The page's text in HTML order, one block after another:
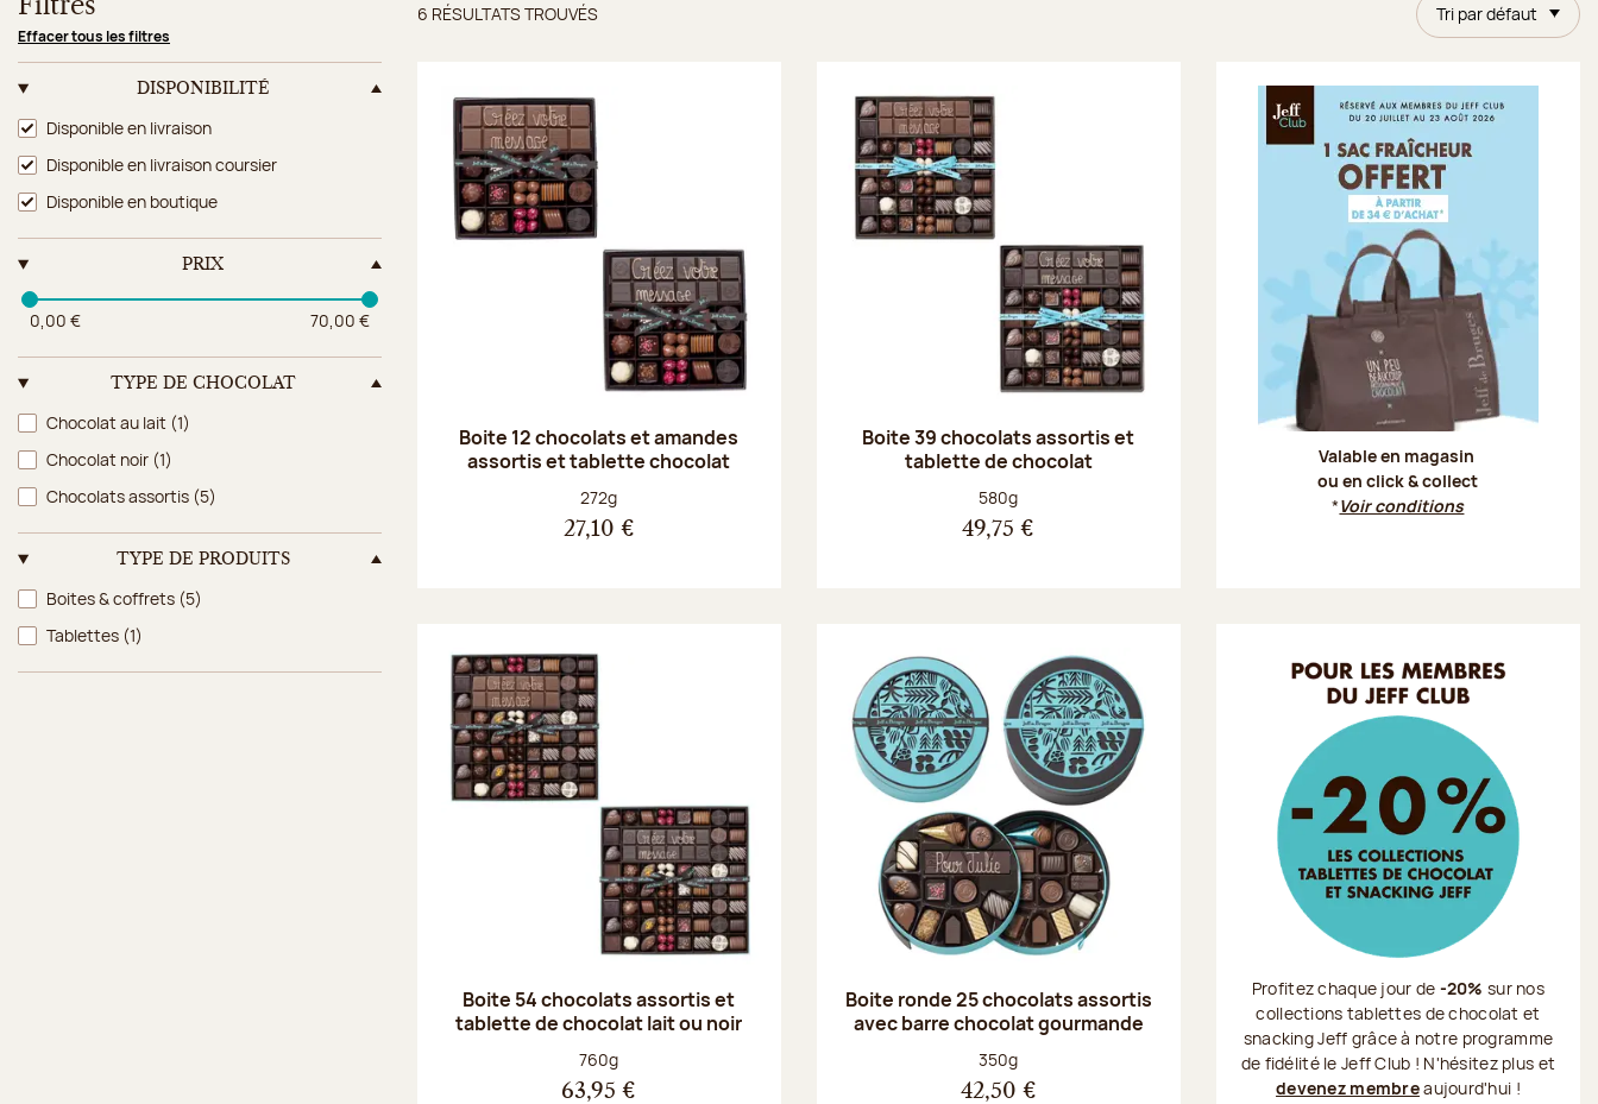
Filtres
Effacer tous les filtres
DISPONIBILITÉ
Disponibilité
Disponible en livraison
Disponible en livraison coursier
Disponible en boutique
PRIX
0,00 € 70,00 €
TYPE DE CHOCOLAT
Type de chocolat
Chocolat au lait (1)
Chocolat noir (1)
Chocolats assortis (5)
TYPE DE PRODUITS
Type de produits
Boites & coffrets (5)
Tablettes (1)
Tri par défaut
Résultats trouvés
6 RÉSULTATS TROUVÉS
Boite 12 chocolats et amandes
assortis et tablette chocolat
Poids net :
272g
27,10 €
Boite 39 chocolats assortis et
tablette de chocolat
Poids net :
580g
49,75 €
Valable en magasin
ou en click & collect
*Voir conditions
Boite 54 chocolats assortis et
tablette de chocolat lait ou noir
Poids net :
760g
63,95 €
Boite ronde 25 chocolats assortis
avec barre chocolat gourmande
Poids net :
350g
42,50 €
Profitez chaque jour de -20% sur nos
collections tablettes de chocolat et
snacking Jeff grâce à notre programme
de fidélité le Jeff Club ! N'hésitez plus et
devenez membreaujourd'hui !